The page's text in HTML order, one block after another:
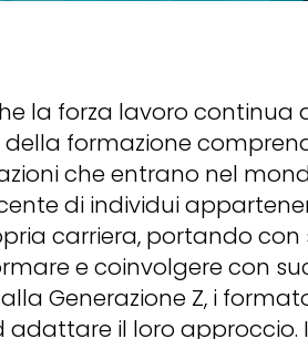
la forza lavoro continua
della formazione
che entrano nel
di individui
carriera, portando
e coinvolgere con
Generazione Z, i
adattare il loro approccio.